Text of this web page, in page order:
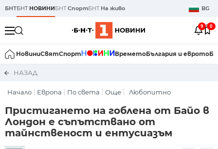
БНТБНТ НОВИНИБНТСпортБНТ На живо BG
9 0
НовиниСвятСпорт ВреметоБългария и еврото
НАЗАД
Начало Европа По света Още Любопитно
Пристигането на гоблена от Байо в
Лондон е съпътствано от
тайнственост и ентусиазъм